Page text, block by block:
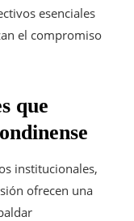
esenciales
el compromiso
que
institucionales,
ofrecen una